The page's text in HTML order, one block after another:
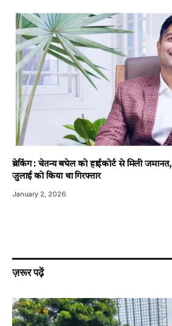
ब्रेकिंग : चेतन्य बघेल को हाईकोर्ट से मिली
जुलाई को किया था गिरफ्तार
January 2, 2026
ज़रूर पढ़ें